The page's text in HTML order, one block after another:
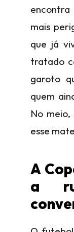
mais
que já
tratado
garoto
quem
No
esse
A
a